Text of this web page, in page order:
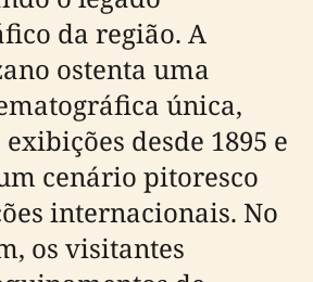
da região. A
ostenta uma
única,
desde 1895 e
cenário pitoresco
internacionais. No
os visitantes